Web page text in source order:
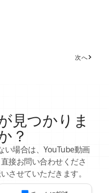
次へ
見つかりま
？
い場合は、YouTube動画
接お問い合わせくださ
させていただきます。